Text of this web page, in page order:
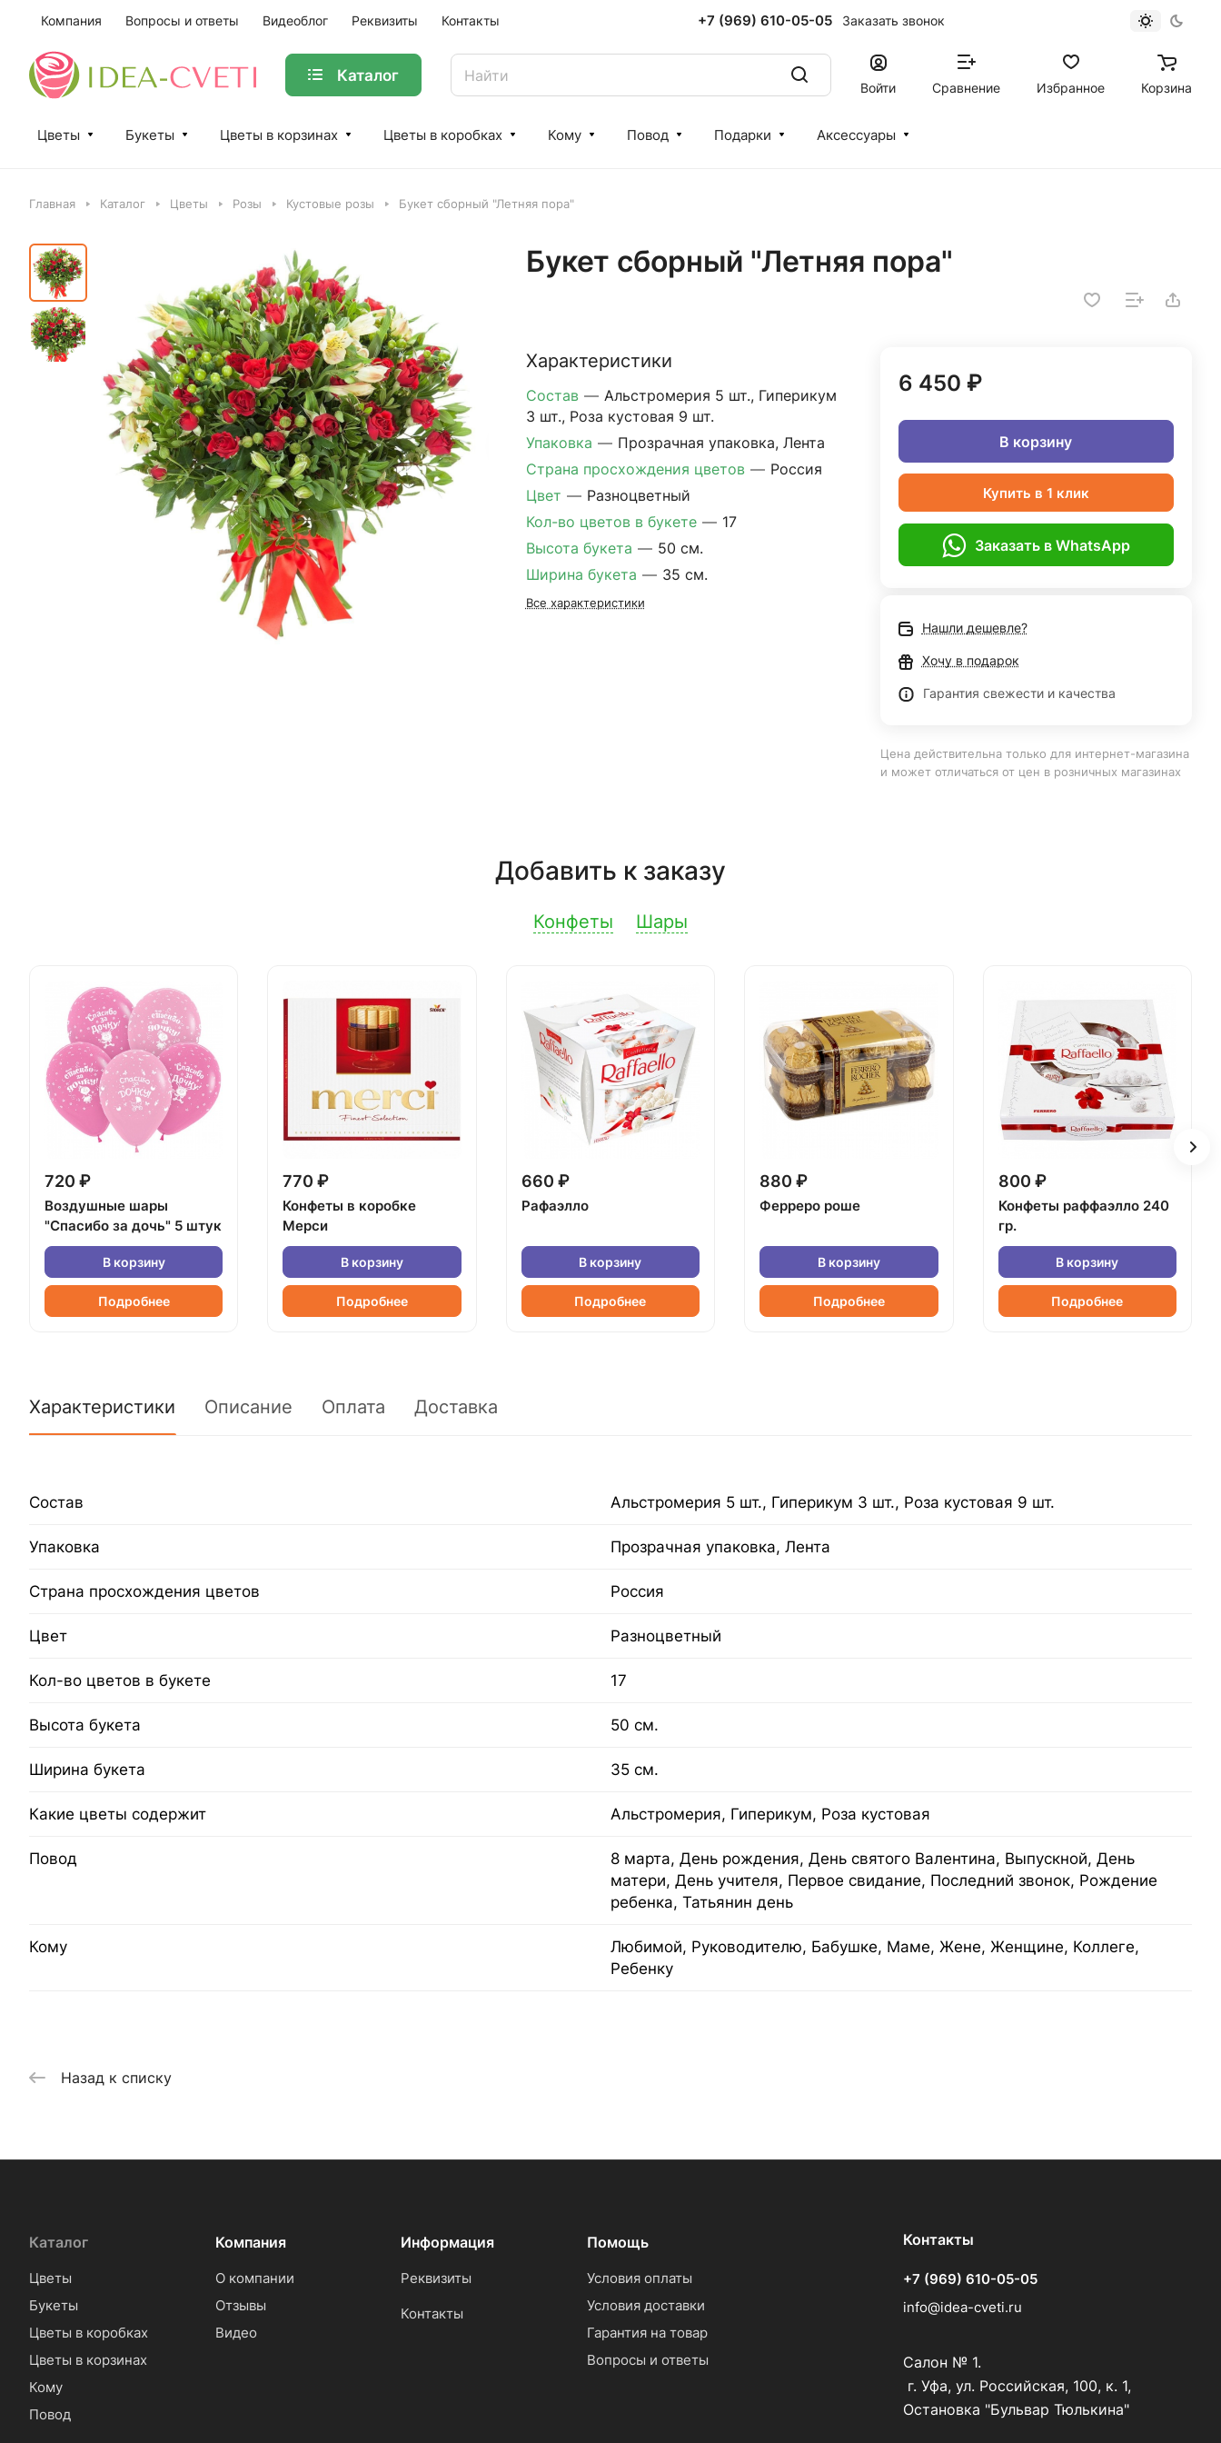
Компания Вопросы и ответы Видеоблог Реквизиты Контакты +7 (969) 610-05-05 Заказать звонок
Каталог
Войти Сравнение Избранное Корзина
Цветы Букеты Цветы в корзинах Цветы в коробках Кому Повод Подарки Аксессуары
Главная Каталог Цветы Розы Кустовые розы Букет сборный "Летняя пора"
Букет сборный "Летняя пора"
Характеристики
Состав — Альстромерия 5 шт., Гиперикум
3 шт., Роза кустовая 9 шт.
Упаковка — Прозрачная упаковка, Лента
Страна просхождения цветов — Россия
Цвет — Разноцветный
Кол-во цветов в букете — 17
Высота букета — 50 см.
Ширина букета — 35 см.
Все характеристики
6 450 ₽
В корзину
Купить в 1 клик
Заказать в WhatsApp
Нашли дешевле?
Хочу в подарок
Гарантия свежести и качества
Цена действительна только для интернет-магазина
и может отличаться от цен в розничных магазинах
Добавить к заказу
Конфеты Шары
720 ₽
Воздушные шары
"Спасибо за дочь" 5 штук
В корзину
Подробнее
770 ₽
Конфеты в коробке
Мерси
В корзину
Подробнее
660 ₽
Рафаэлло
В корзину
Подробнее
880 ₽
Ферреро роше
В корзину
Подробнее
800 ₽
Конфеты раффаэлло 240
гр.
В корзину
Подробнее
Характеристики Описание Оплата Доставка
Состав Альстромерия 5 шт., Гиперикум 3 шт., Роза кустовая 9 шт.
Упаковка Прозрачная упаковка, Лента
Страна просхождения цветов Россия
Цвет Разноцветный
Кол-во цветов в букете 17
Высота букета 50 см.
Ширина букета 35 см.
Какие цветы содержит Альстромерия, Гиперикум, Роза кустовая
Повод
8 марта, День рождения, День святого Валентина, Выпускной, День
матери, День учителя, Первое свидание, Последний звонок, Рождение
ребенка, Татьянин день
Кому
Любимой, Руководителю, Бабушке, Маме, Жене, Женщине, Коллеге,
Ребенку
Назад к списку
Каталог
Цветы
Букеты
Цветы в коробках
Цветы в корзинах
Кому
Повод
Компания
О компании
Отзывы
Видео
Информация
Реквизиты
Контакты
Помощь
Условия оплаты
Условия доставки
Гарантия на товар
Вопросы и ответы
Контакты
+7 (969) 610-05-05
info@idea-cveti.ru
Салон № 1.
г. Уфа, ул. Российская, 100, к. 1,
Остановка "Бульвар Тюлькина"